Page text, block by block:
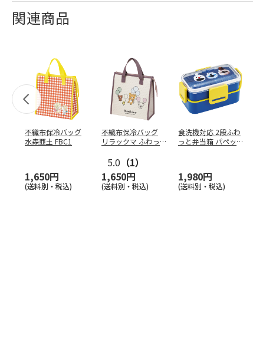
関連商品
不織布保冷バッグ
水森亜土 FBC1
1,650円
(送料別・税込)
不織布保冷バッグ
リラックマ ふわっ
5.0 （1）
1,650円
(送料別・税込)
食洗機対応 2段ふわ
っと弁当箱 パペッ
1,980円
(送料別・税込)